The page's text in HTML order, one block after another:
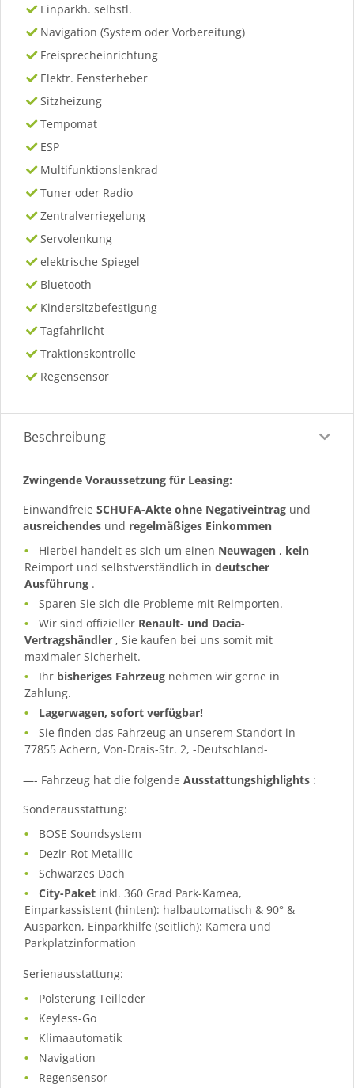
Einparkh. selbstl.
Navigation (System oder Vorbereitung)
Freisprecheinrichtung
Elektr. Fensterheber
Sitzheizung
Tempomat
ESP
Multifunktionslenkrad
Tuner oder Radio
Zentralverriegelung
Servolenkung
elektrische Spiegel
Bluetooth
Kindersitzbefestigung
Tagfahrlicht
Traktionskontrolle
Regensensor
Beschreibung
Zwingende Voraussetzung für Leasing:
Einwandfreie SCHUFA-Akte ohne Negativeintrag und
ausreichendes und regelmäßiges Einkommen
Hierbei handelt es sich um einen Neuwagen , kein
Reimport und selbstverständlich in deutscher
Ausführung .
Sparen Sie sich die Probleme mit Reimporten.
Wir sind offizieller Renault- und Dacia-
Vertragshändler , Sie kaufen bei uns somit mit
maximaler Sicherheit.
Ihr bisheriges Fahrzeug nehmen wir gerne in
Zahlung.
Lagerwagen, sofort verfügbar!
Sie finden das Fahrzeug an unserem Standort in
77855 Achern, Von-Drais-Str. 2, -Deutschland-
—- Fahrzeug hat die folgende Ausstattungshighlights :
Sonderausstattung:
BOSE Soundsystem
Dezir-Rot Metallic
Schwarzes Dach
City-Paket inkl. 360 Grad Park-Kamea,
Einparkassistent (hinten): halbautomatisch & 90° &
Ausparken, Einparkhilfe (seitlich): Kamera und
Parkplatzinformation
Serienausstattung:
Polsterung Teilleder
Keyless-Go
Klimaautomatik
Navigation
Regensensor